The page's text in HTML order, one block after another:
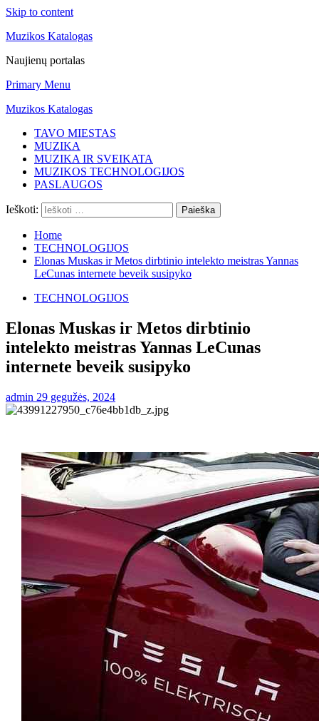
Skip to content
Muzikos Katalogas
Naujienų portalas
Primary Menu
Muzikos Katalogas
TAVO MIESTAS
MUZIKA
MUZIKA IR SVEIKATA
MUZIKOS TECHNOLOGIJOS
PASLAUGOS
Ieškoti:
Home
TECHNOLOGIJOS
Elonas Muskas ir Metos dirbtinio intelekto meistras Yannas
LeCunas internete beveik susipyko
TECHNOLOGIJOS
Elonas Muskas ir Metos dirbtinio
intelekto meistras Yannas LeCunas
internete beveik susipyko
admin 29 gegužės, 2024